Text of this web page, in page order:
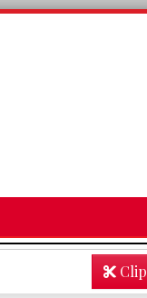
Clip